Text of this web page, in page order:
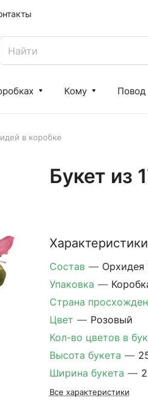
Кому Повод
в коробке
Букет из
Характеристики
Состав — Орхидея
Упаковка —
Страна
Цвет — Розовый
Кол-во цветов в
Высота букета —
Ширина букета —
Все характеристики